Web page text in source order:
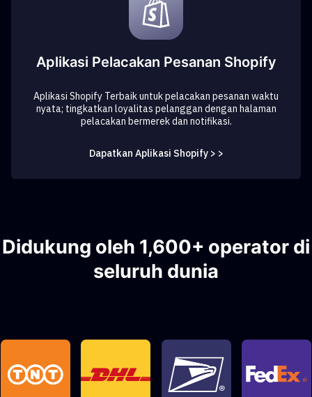
Aplikasi Pelacakan Pesanan Shopify
Aplikasi Shopify Terbaik untuk pelacakan pesanan waktu
nyata; tingkatkan loyalitas pelanggan dengan halaman
pelacakan bermerek dan notifikasi.
Dapatkan Aplikasi Shopify > >
Didukung oleh 1,600+ operator di
seluruh dunia